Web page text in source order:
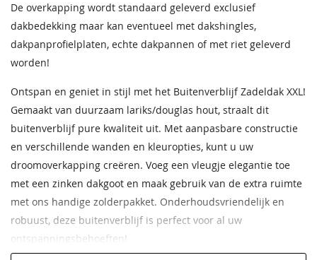
staanders
Aantal robuuste
staanders
11 stuks
Daktype Zadeldak
Nokgording 65x170 mm
Schoren 65x145 mm
Dakbeschot Vellingdelen 18x145 mm
De overkapping wordt standaard geleverd exclusief
dakbedekking maar kan eventueel met dakshingles,
dakpanprofielplaten, echte dakpannen of met riet geleverd
worden!
Ontspan en geniet in stijl met het Buitenverblijf Zadeldak XXL!
Gemaakt van duurzaam lariks/douglas hout, straalt dit
buitenverblijf pure kwaliteit uit. Met aanpasbare constructie
en verschillende wanden en kleuropties, kunt u uw
droomoverkapping creëren. Voeg een vleugje elegantie toe
met een zinken dakgoot en maak gebruik van de extra ruimte
met ons handige zolderpakket. Onderhoudsvriendelijk en
robuust, deze buitenverblijf is perfect voor al uw
ontspanningsbehoeften!